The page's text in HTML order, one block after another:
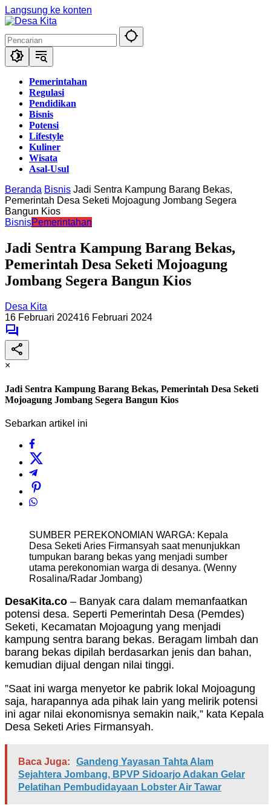
Langsung ke konten
Pemerintahan
Regulasi
Pendidikan
Bisnis
Potensi
Lifestyle
Kuliner
Wisata
Asal-Usul
Beranda Bisnis Jadi Sentra Kampung Barang Bekas,
Pemerintah Desa Seketi Mojoagung Jombang Segera
Bangun Kios
BisnisPemerintahan
Jadi Sentra Kampung Barang Bekas,
Pemerintah Desa Seketi Mojoagung
Jombang Segera Bangun Kios
Desa Kita
16 Februari 202416 Februari 2024
×
Jadi Sentra Kampung Barang Bekas, Pemerintah Desa Seketi
Mojoagung Jombang Segera Bangun Kios
Sebarkan artikel ini
SUMBER PEREKONOMIAN WARGA: Kepala
Desa Seketi Aries Firmansyah saat menunjukkan
tumpukan barang bekas yang menjadi sumber
utama perekonomian warga di desanya. (Wenny
Rosalina/Radar Jombang)
DesaKita.co – Banyak cara dalam memanfaatkan
potensi desa. Seperti Pemerintah Desa (Pemdes)
Seketi, Kecamatan Mojoagung yang menjadi
kampung sentra barang bekas. Beragam limbah dan
barang bekas dipilah berdasarkan jenis dan bahan,
kemudian dijual dengan nilai tinggi.
”Saat ini warga menyetor ke pabrik lokal Mojoagung
saja, harapannya ada pihak lain yang melirik potensi
ini agar nilai ekonomisnya semakin naik,” kata Kepala
Desa Seketi Aries Firmansyah.
Baca Juga:
Gandeng Yayasan Tahta Alam
Sejahtera Jombang, BPVP Sidoarjo Adakan Gelar
Pelatihan Pembudidayaan Lobster Air Tawar